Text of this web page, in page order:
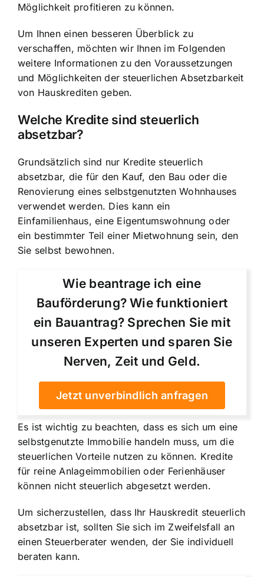
Möglichkeit profitieren zu können.
Um Ihnen einen besseren Überblick zu
verschaffen, möchten wir Ihnen im Folgenden
weitere Informationen zu den Voraussetzungen
und Möglichkeiten der steuerlichen Absetzbarkeit
von Hauskrediten geben.
Welche Kredite sind steuerlich
absetzbar?
Grundsätzlich sind nur Kredite steuerlich
absetzbar, die für den Kauf, den Bau oder die
Renovierung eines selbstgenutzten Wohnhauses
verwendet werden. Dies kann ein
Einfamilienhaus, eine Eigentumswohnung oder
ein bestimmter Teil einer Mietwohnung sein, den
Sie selbst bewohnen.
Wie beantrage ich eine
Bauförderung? Wie funktioniert
ein Bauantrag? Sprechen Sie mit
unseren Experten und sparen Sie
Nerven, Zeit und Geld.
Jetzt unverbindlich anfragen
Es ist wichtig zu beachten, dass es sich um eine
selbstgenutzte Immobilie handeln muss, um die
steuerlichen Vorteile nutzen zu können. Kredite
für reine Anlageimmobilien oder Ferienhäuser
können nicht steuerlich abgesetzt werden.
Um sicherzustellen, dass Ihr Hauskredit steuerlich
absetzbar ist, sollten Sie sich im Zweifelsfall an
einen Steuerberater wenden, der Sie individuell
beraten kann.